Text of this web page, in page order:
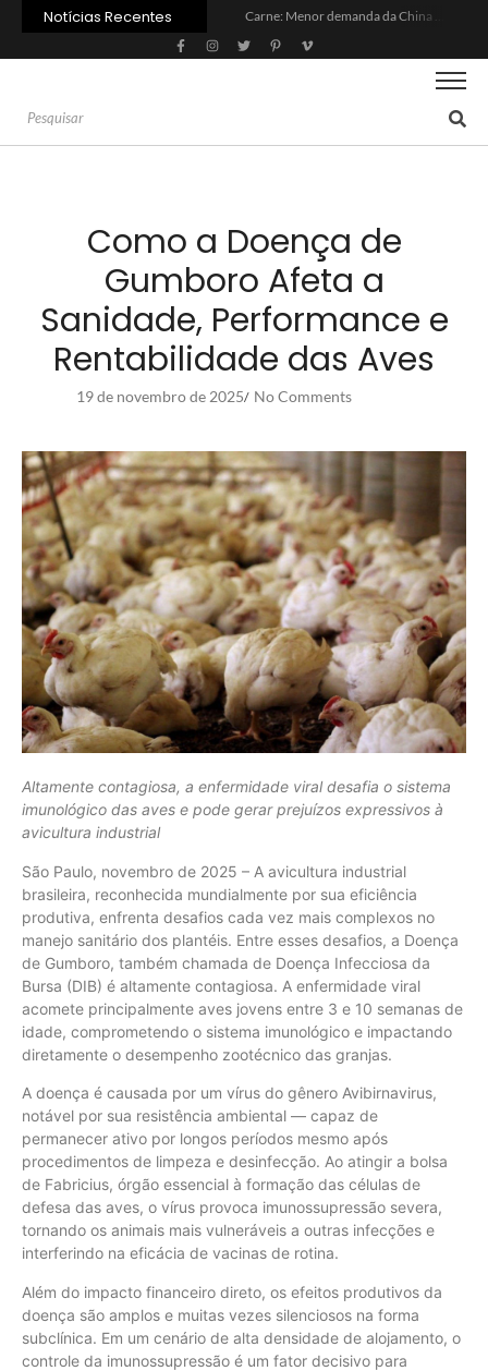
Notícias Recentes
Inadimplência no crédito rural deve seguir elevada até 2027
Lula sanciona MP do Frete e agro teme alta dos custos logísticos
Brasil tem 2º maior juro real do mundo
Como a Doença de
Gumboro Afeta a
Sanidade, Performance e
Rentabilidade das Aves
19 de novembro de 2025/ No Comments
Altamente contagiosa, a enfermidade viral desafia o sistema
imunológico das aves e pode gerar prejuízos expressivos à
avicultura industrial
São Paulo, novembro de 2025 – A avicultura industrial
brasileira, reconhecida mundialmente por sua eficiência
produtiva, enfrenta desafios cada vez mais complexos no
manejo sanitário dos plantéis. Entre esses desafios, a Doença
de Gumboro, também chamada de Doença Infecciosa da
Bursa (DIB) é altamente contagiosa. A enfermidade viral
acomete principalmente aves jovens entre 3 e 10 semanas de
idade, comprometendo o sistema imunológico e impactando
diretamente o desempenho zootécnico das granjas.
A doença é causada por um vírus do gênero Avibirnavirus,
notável por sua resistência ambiental — capaz de
permanecer ativo por longos períodos mesmo após
procedimentos de limpeza e desinfecção. Ao atingir a bolsa
de Fabricius, órgão essencial à formação das células de
defesa das aves, o vírus provoca imunossupressão severa,
tornando os animais mais vulneráveis a outras infecções e
interferindo na eficácia de vacinas de rotina.
Além do impacto financeiro direto, os efeitos produtivos da
doença são amplos e muitas vezes silenciosos na forma
subclínica. Em um cenário de alta densidade de alojamento, o
controle da imunossupressão é um fator decisivo para